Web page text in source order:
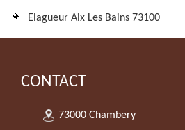
Elagueur Aix Les Bains 73100
CONTACT
73000 Chambery